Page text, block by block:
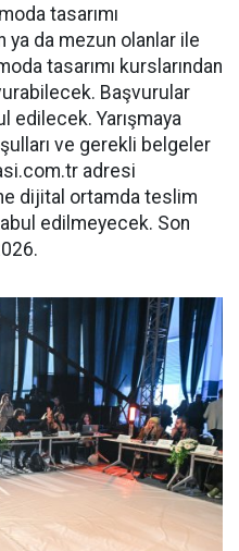
tasarımı
da mezun olanlar ile
tasarımı kurslarından
Başvurular
edilecek. Yarışmaya
ve gerekli belgeler
com.tr adresi
dijital ortamda teslim
edilmeyecek. Son